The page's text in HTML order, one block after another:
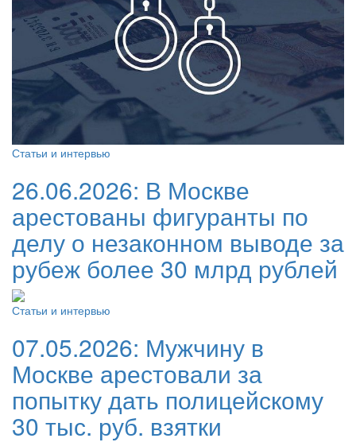
Статьи и интервью
26.06.2026: В Москве
арестованы фигуранты по
делу о незаконном выводе за
рубеж более 30 млрд рублей
Статьи и интервью
07.05.2026: Мужчину в
Москве арестовали за
попытку дать полицейскому
30 тыс. руб. взятки